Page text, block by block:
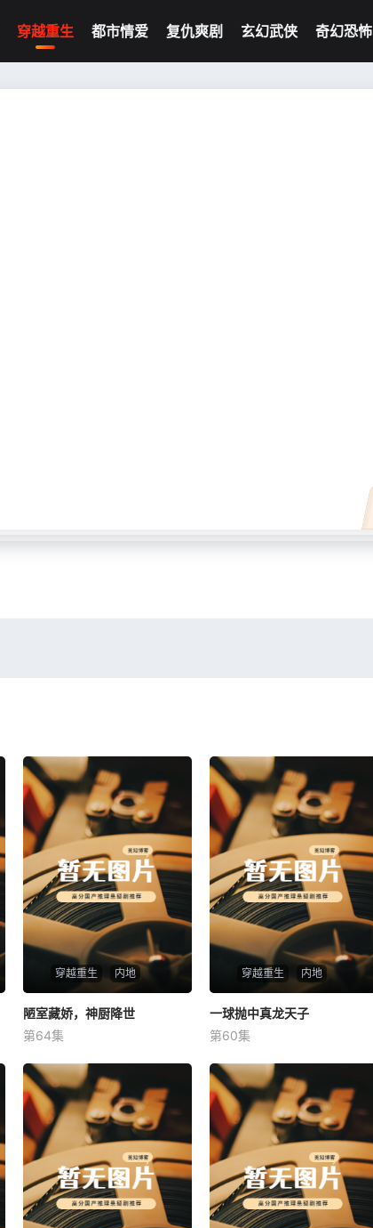
穿越重生 都市情爱 复仇爽剧 玄幻武侠 奇幻恐怖
我的观影记录
穿越重生 内地
陋室藏娇，神厨降世
未知
陋室藏娇，神厨降世
第64集
穿越重生 内地
一球抛中真龙天子
未知
一球抛中真龙天子
第60集